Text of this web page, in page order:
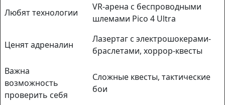
Любят технологии
VR-арена с беспроводными
шлемами Pico 4 Ultra
Ценят адреналин
Лазертаг с электрошокерами-
браслетами, хоррор-квесты
Важна
возможность
проверить себя
Сложные квесты, тактические
бои